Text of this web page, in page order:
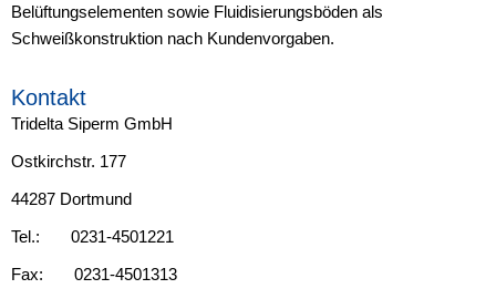
Belüftungselementen sowie Fluidisierungsböden als
Schweißkonstruktion nach Kundenvorgaben.
Kontakt
Tridelta Siperm GmbH
Ostkirchstr. 177
44287 Dortmund
Tel.: 0231-4501221
Fax: 0231-4501313